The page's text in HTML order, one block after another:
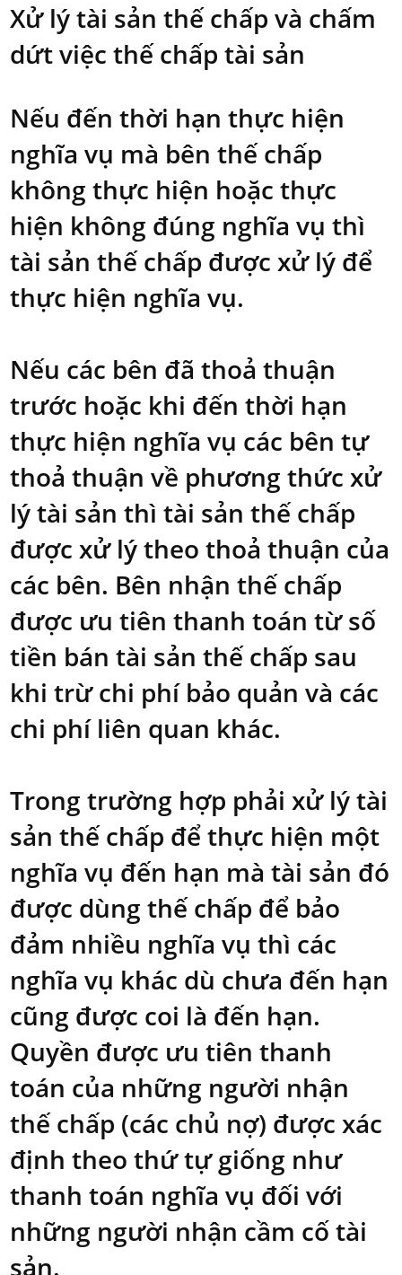
Xử lý tài sản thế chấp và chấm
dứt việc thế chấp tài sản
Nếu đến thời hạn thực hiện
nghĩa vụ mà bên thế chấp
không thực hiện hoặc thực
hiện không đúng nghĩa vụ thì
tài sản thế chấp được xử lý để
thực hiện nghĩa vụ.
Nếu các bên đã thoả thuận
trước hoặc khi đến thời hạn
thực hiện nghĩa vụ các bên tự
thoả thuận về phương thức xử
lý tài sản thì tài sản thế chấp
được xử lý theo thoả thuận của
các bên. Bên nhận thế chấp
được ưu tiên thanh toán từ số
tiền bán tài sản thế chấp sau
khi trừ chi phí bảo quản và các
chi phí liên quan khác.
Trong trường hợp phải xử lý tài
sản thế chấp để thực hiện một
nghĩa vụ đến hạn mà tài sản đó
được dùng thế chấp để bảo
đảm nhiều nghĩa vụ thì các
nghĩa vụ khác dù chưa đến hạn
cũng được coi là đến hạn.
Quyền được ưu tiên thanh
toán của những người nhận
thế chấp (các chủ nợ) được xác
định theo thứ tự giống như
thanh toán nghĩa vụ đối với
những người nhận cầm cố tài
sản.